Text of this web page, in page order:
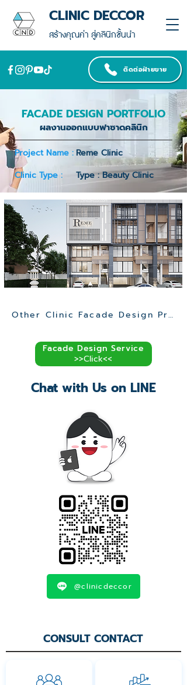
สร้างคุณค่า สู่คลินิกชั้นนำ
CLINIC DECCOR
ติดต่อฝ่ายขาย
FACADE DESIGN PORTFOLIO
ผลงานออกแบบฟาซาดคลินิก
Project Name : Reme Clinic
Clinic Type :
Type : Beauty Clinic
Other Clinic Facade Design Projects >>
Facade Design Service
>>Click<<
Chat with Us on LINE
@clinicdeccor
CONSULT CONTACT